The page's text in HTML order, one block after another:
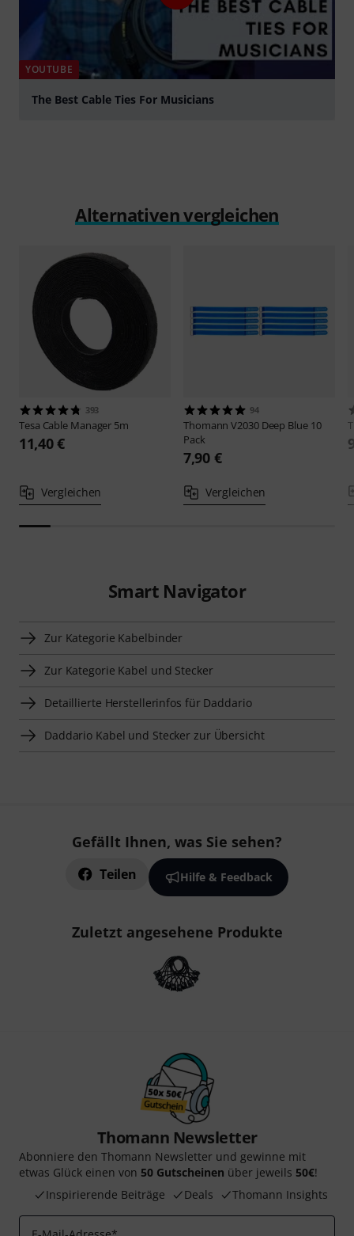
YOUTUBE
The Best Cable Ties For Musicians
Alternativen vergleichen
393
Tesa Cable Manager 5m
11,40 €
Vergleichen
94
ThomannV2030 Deep Blue 10
Pack
7,90 €
Vergleichen
Smart Navigator
Zur Kategorie Kabelbinder
Zur Kategorie Kabel und Stecker
Detaillierte Herstellerinfos für Daddario
Daddario Kabel und Stecker zur Übersicht
Gefällt Ihnen, was Sie sehen?
Teilen Hilfe & Feedback
Zuletzt angesehene Produkte
Thomann Newsletter
Abonniere den Thomann Newsletter und gewinne mit
etwas Glück einen von 50 Gutscheinen über jeweils 50€!
Inspirierende Beiträge
Deals Thomann Insights